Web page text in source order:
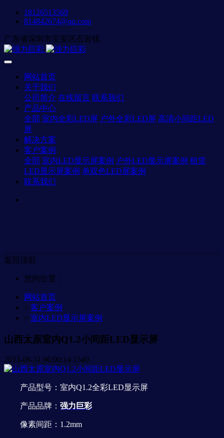
18126513569
814842674@qq.com
广东省深圳市宝安区石岩镇
网站首页
关于我们
公司简介 在线留言 联系我们
产品中心
全部 室内全彩LED屏 户外全彩LED屏 高清小间距LED
屏
解决方案
客户案例
全部 室内LED显示屏案例 户外LED显示屏案例 租赁
LED显示屏案例 单双色LED屏案例
联系我们
返回顶部
您的位置：
网站首页
> 客户案例
> 室内LED显示屏案例
山西太原室内Q1.2小间距LED显示屏
2023-08-31 06:00:14 1540
产品型号：室内Q1.2全彩LED显示屏
产品品牌： 强力巨彩
像素间距：1.2mm